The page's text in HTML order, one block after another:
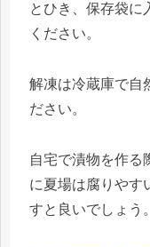
とひき、保存袋に
ください。
解凍は冷蔵庫で自
ださい。
自宅で漬物を作る
に夏場は腐りやす
すと良いでしょう。